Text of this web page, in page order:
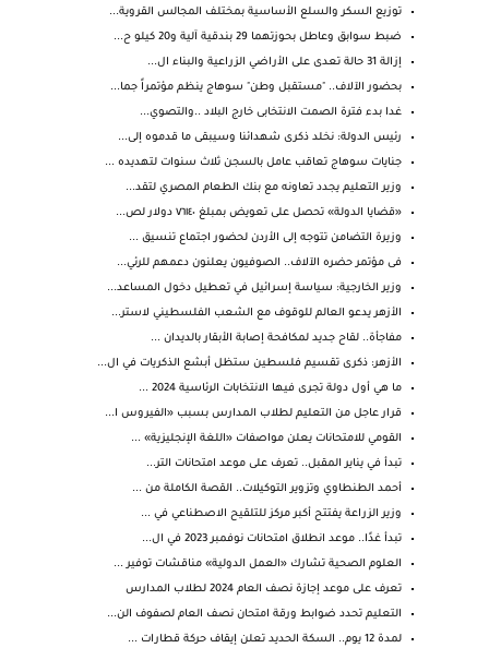
توزيع السكر والسلع الأساسية بمختلف المجالس القروية...
ضبط سوابق وعاطل بحوزتهما 29 بندقية آلية و20 كيلو ح...
إزالة 31 حالة تعدى على الأراضي الزراعية والبناء ال...
بحضور الآلاف.. "مستقبل وطن" سوهاج ينظم مؤتمراً جما...
غدا بدء فترة الصمت الانتخابى خارج البلاد ..والتصوي...
رئيس الدولة: نخلد ذكرى شهدائنا وسيبقى ما قدموه إلى...
جنايات سوهاج تعاقب عامل بالسجن ثلاث سنوات لتهديده ...
وزير التعليم يجدد تعاونه مع بنك الطعام المصري لتقد...
«قضايا الدولة» تحصل على تعويض بمبلغ ٧٦١٤٠ دولار لص...
وزيرة التضامن تتوجه إلى الأردن لحضور اجتماع تنسيق ...
فى مؤتمر حضره الآلاف.. الصوفيون يعلنون دعمهم للرئي...
وزير الخارجية: سياسة إسرائيل في تعطيل دخول المساعد...
الأزهر يدعو العالم للوقوف مع الشعب الفلسطيني لاستر...
مفاجأة.. لقاح جديد لمكافحة إصابة الأبقار بالديدان ...
الأزهر: ذكرى تقسيم فلسطين ستظل أبشع الذكريات في ال...
ما هي أول دولة تجرى فيها الانتخابات الرئاسية 2024 ...
قرار عاجل من التعليم لطلاب المدارس بسبب «الفيروس ا...
القومي للامتحانات يعلن مواصفات «اللغة الإنجليزية» ...
تبدأ في يناير المقبل.. تعرف على موعد امتحانات التر...
أحمد الطنطاوي وتزوير التوكيلات.. القصة الكاملة من ...
وزير الزراعة يفتتح أكبر مركز للتلقيح الاصطناعي في ...
تبدأ غدًا.. موعد انطلاق امتحانات نوفمبر 2023 في ال...
العلوم الصحية تشارك «العمل الدولية» مناقشات توفير ...
تعرف على موعد إجازة نصف العام 2024 لطلاب المدارس
التعليم تحدد ضوابط ورقة امتحان نصف العام لصفوف الن...
لمدة 12 يوم.. السكة الحديد تعلن إيقاف حركة قطارات ...